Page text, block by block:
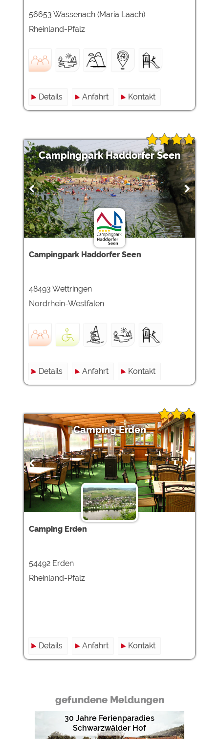
56653 Wassenach (Maria Laach)
Rheinland-Pfalz
Details Anfahrt Kontakt
Campingpark Haddorfer Seen
Campingpark Haddorfer Seen
48493 Wettringen
Nordrhein-Westfalen
Details Anfahrt Kontakt
Camping Erden
Camping Erden
54492 Erden
Rheinland-Pfalz
Details Anfahrt Kontakt
gefundene Meldungen
30 Jahre Ferienparadies
Schwarzwälder Hof